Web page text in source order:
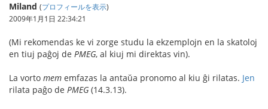
Miland (プロフィールを表示)
2009年1月1日 22:34:21
(Mi rekomendas ke vi zorge studu la ekzemplojn en la skatoloj
en tiuj paĝoj de PMEG, al kiuj mi direktas vin).
La vorto mem emfazas la antaŭa pronomo al kiu ĝi rilatas. Jen
rilata paĝo de PMEG (14.3.13).